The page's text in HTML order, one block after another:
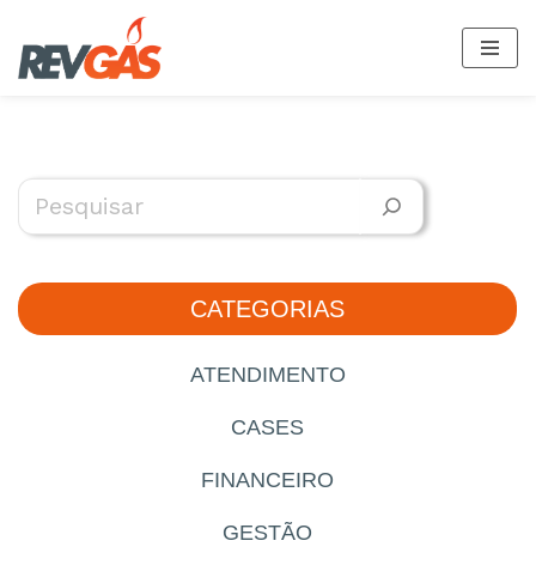
Pular
CATEGORIAS
ATENDIMENTO
CASES
FINANCEIRO
GESTÃO